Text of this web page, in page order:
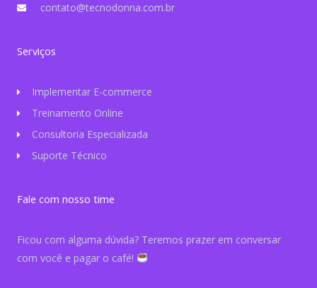
contato@tecnodonna.com.br
Serviços
Implementar E-commerce
Treinamento Online
Consultoria Especializada
Suporte Técnico
Fale com nosso time
Ficou com alguma dúvida? Teremos prazer em conversar
com você e pagar o café!